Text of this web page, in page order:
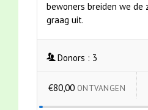
bewoners breiden we de
graag uit.
Donors : 3
€80,00 ONTVANGEN